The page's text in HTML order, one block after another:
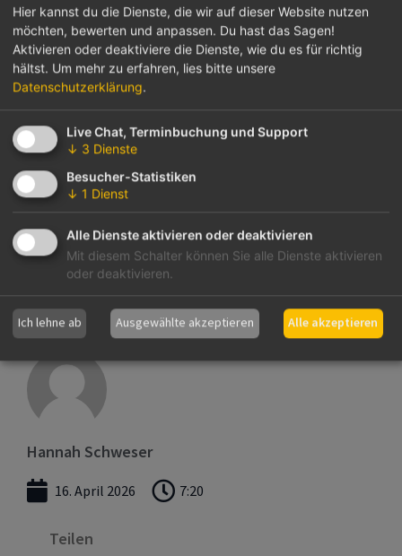
Downloads funktionieren in Safari jetzt
wieder zuverlässig.
Fehlerbehebung für Android Pixel Geräte:
Ein Problem auf Pixel-Geräten wurde
zuverlässig auf voller Bildschirmgröße
Verbessertes Routing bei
Mitgliederlöschung: Beim Löschen
mehrerer Profile führt die App nun klarer
und effizienter durch den Prozess. Nach
auf die Mitgliederliste.
Hannah Schweser
16. April 2026 7:20
Teilen
Hier kannst du die Dienste, die wir auf dieser Website nutzen
möchten, bewerten und anpassen. Du hast das Sagen!
Aktivieren oder deaktiviere die Dienste, wie du es für richtig
hältst. Um mehr zu erfahren, lies bitte unsere
Datenschutzerklärung.
Live Chat, Terminbuchung und Support
↓ 3 Dienste
Besucher-Statistiken
↓ 1 Dienst
Alle Dienste aktivieren oder deaktivieren
Mit diesem Schalter können Sie alle Dienste aktivieren
oder deaktivieren.
Ich lehne ab Ausgewählte akzeptieren Alle akzeptieren